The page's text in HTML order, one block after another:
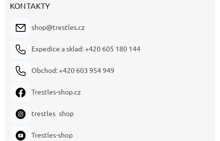
KONTAKTY
shop@trestles.cz
Expedice a sklad: +420 605 180 144
Obchod: +420 603 954 949
Trestles-shop.cz
trestles_shop
Trestles-shop